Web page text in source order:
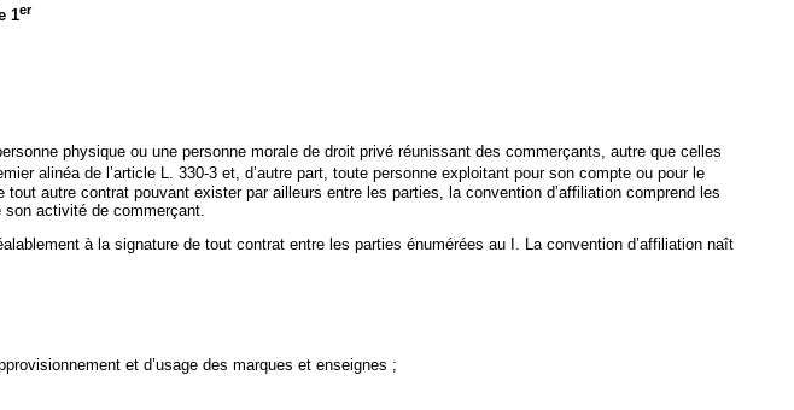
1er
physique ou une personne morale de droit privé réunissant des commerçants, autre que celles
alinéa de l’article L. 330-3 et, d’autre part, toute personne exploitant pour son compte ou pour le
autre contrat pouvant exister par ailleurs entre les parties, la convention d’affiliation comprend les
activité de commerçant.
à la signature de tout contrat entre les parties énumérées au I. La convention d’affiliation naît
et d’usage des marques et enseignes ;